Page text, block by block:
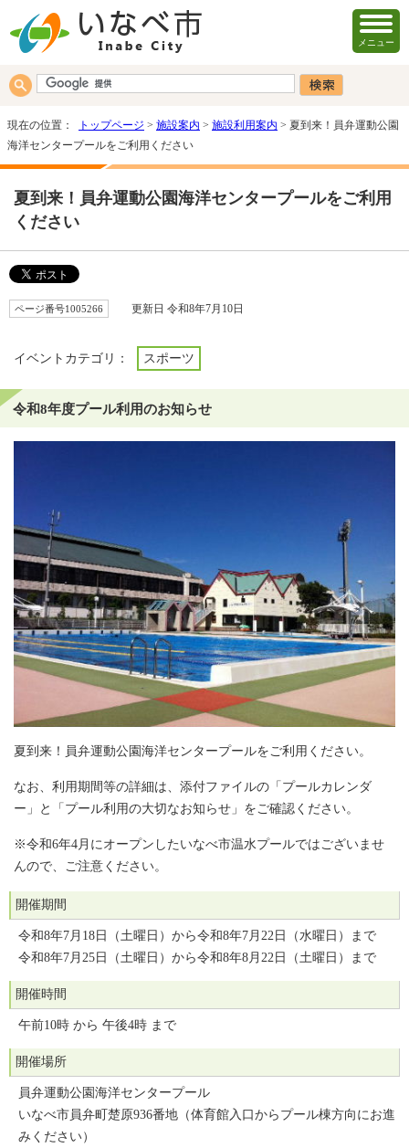
メニュー
現在の位置： トップページ > 施設案内 > 施設利用案内 > 夏到来！員弁運動公園
海洋センタープールをご利用ください
夏到来！員弁運動公園海洋センタープールをご利用
ください
ページ番号1005266 更新日 令和8年7月10日
イベントカテゴリ： スポーツ
令和8年度プール利用のお知らせ
夏到来！員弁運動公園海洋センタープールをご利用ください。
なお、利用期間等の詳細は、添付ファイルの「プールカレンダ
ー」と「プール利用の大切なお知らせ」をご確認ください。
※令和6年4月にオープンしたいなべ市温水プールではございませ
んので、ご注意ください。
開催期間
令和8年7月18日（土曜日）から令和8年7月22日（水曜日）まで
令和8年7月25日（土曜日）から令和8年8月22日（土曜日）まで
開催時間
午前10時 から 午後4時 まで
開催場所
員弁運動公園海洋センタープール
いなべ市員弁町楚原936番地（体育館入口からプール棟方向にお進
みください）